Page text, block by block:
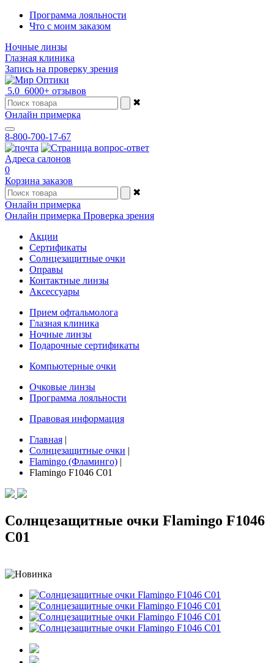
Программа лояльности
Что с моим заказом
Ночные линзы
Глазная клиника
Запись на проверку зрения
5.0 6000+ отзывов
✖
Онлайн примерка
8-800-700-17-67
Адреса салонов
0
Корзина заказов
✖
Онлайн примерка
Онлайн примерка Проверка зрения
Акции
Сертификаты
Солнцезащитные очки
Оправы
Контактные линзы
Аксессуары
Прием офтальмолога
Глазная клиника
Ночные линзы
Подарочные сертификаты
Компьютерные очки
Очковые линзы
Программа лояльности
Правовая информация
Главная |
Солнцезащитные очки |
Flamingo (Фламинго) |
Flamingo F1046 C01
Солнцезащитные очки Flamingo F1046
C01